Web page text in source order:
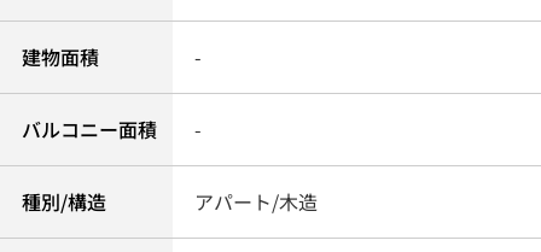
建物面積 -
バルコニー面積 -
種別/構造 アパート/木造